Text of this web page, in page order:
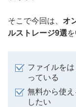
そこで今回は、 オ
ルストレージ9選
ファイルを
っている
無料から使
したい